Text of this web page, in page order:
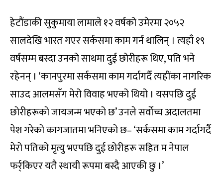
हेटौंडाकी सुकुमाया लामाले १२ वर्षको उमेरमा २०५२
सालदेखि भारत गएर सर्कसमा काम गर्न थालिन् । त्यहाँ १९
वर्षसम्म बस्दा उनको साथमा दुई छोरीहरू थिए, पति भने
रहेनन् । ‘कानपुरमा सर्कसमा काम गर्दागर्दै त्यहींका नागरिक
साउद आलमसँग मेरो विवाह भएको थियो । यसपछि दुई
छोरीहरूको जायजन्म भएको छ’ उनले सर्वोच्च अदालतमा
पेश गरेको कागजातमा भनिएको छ– ‘सर्कसमा काम गर्दागर्दै
मेरो पतिको मृत्यु भएपछि दुई छोरीहरू सहित म नेपाल
फर्र्किएर यतै स्थायी रूपमा बस्दै आएकी छु ।’